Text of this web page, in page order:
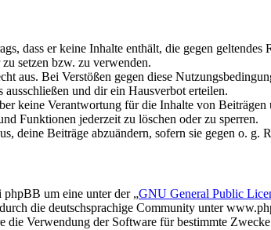
dass er keine Inhalte enthält, die gegen
setzen bzw. zu verwenden.
aus. Bei Verstößen gegen diese
und dir ein Hausverbot erteilen.
keine Verantwortung für die Inhalte von
Funktionen jederzeit zu löschen oder zu sperren.
deine Beiträge abzuändern, sofern sie gegen o.
phpBB um eine unter der „GNU General Public
die deutschsprachige Community unter
die Verwendung der Software für bestimmte